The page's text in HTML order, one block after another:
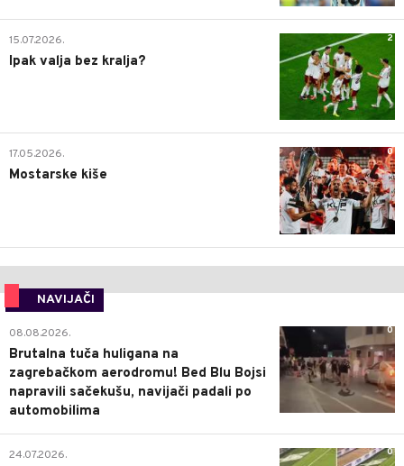
2
15.07.2026.
Ipak valja bez kralja?
0
17.05.2026.
Mostarske kiše
NAVIJAČI
0
08.08.2026.
Brutalna tuča huligana na
zagrebačkom aerodromu! Bed Blu Bojsi
napravili sačekušu, navijači padali po
automobilima
0
24.07.2026.